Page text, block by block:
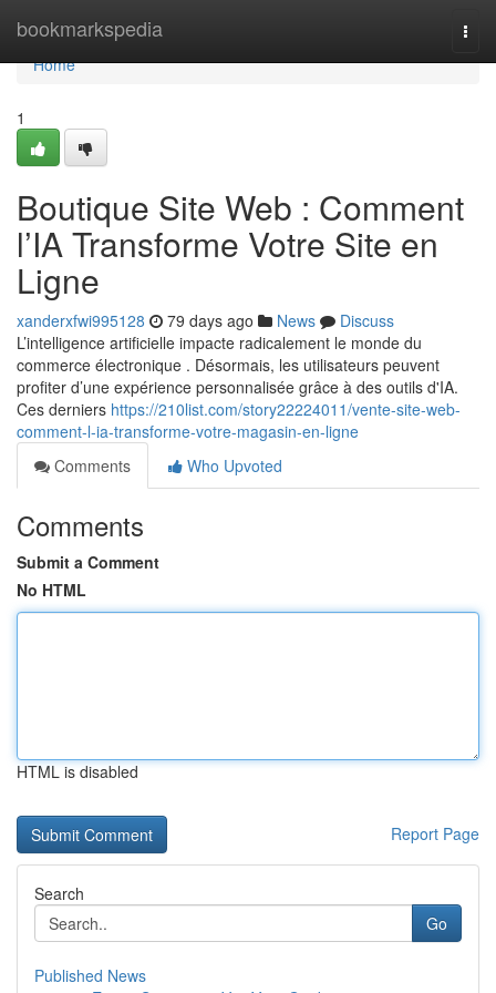
bookmarkspedia
Home
Home
1
Boutique Site Web : Comment
l’IA Transforme Votre Site en
Ligne
xanderxfwi995128 79 days ago News
Discuss
L’intelligence artificielle impacte radicalement le monde du
commerce électronique . Désormais, les utilisateurs peuvent
profiter d’une expérience personnalisée grâce à des outils d'IA.
Ces derniers https://210list.com/story22224011/vente-site-web-
comment-l-ia-transforme-votre-magasin-en-ligne
Comments
Who Upvoted
Comments
Submit a Comment
No HTML
HTML is disabled
Report Page
Search
Go
Published News